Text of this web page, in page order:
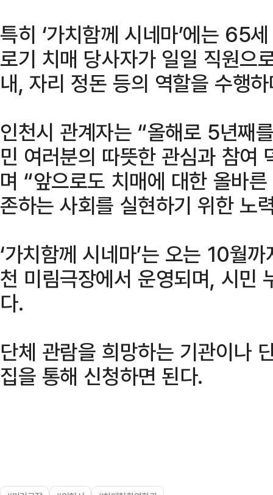
특히 ‘가치함께 시네마’에는 65
로기 치매 당사자가 일일 직원으
내, 자리 정돈 등의 역할을 수행
인천시 관계자는 “올해로 5년째
민 여러분의 따뜻한 관심과 참여
며 “앞으로도 치매에 대한 올바
존하는 사회를 실현하기 위한 노
‘가치함께 시네마’는 오는 10월
천 미림극장에서 운영되며, 시민
다.
단체 관람을 희망하는 기관이나
집을 통해 신청하면 된다.